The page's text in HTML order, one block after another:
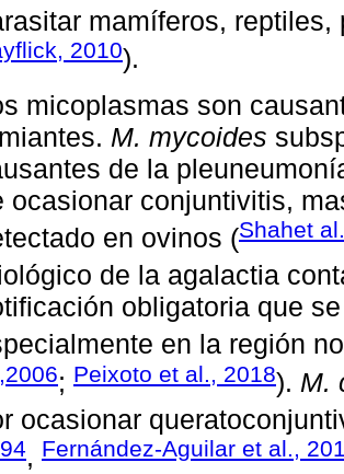
mamíferos,
2010).
micoplasmas son
M. mycoides
de la
ocasionar conjuntivitis,
en ovinos (Shahet
de la agalactia
obligatoria que
en la región
; Peixoto et al., 2018). M.
ocasionar
, Fernández-Aguilar et al.,